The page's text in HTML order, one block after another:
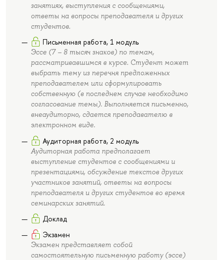
занятиях, выступления с сообщениями,
ответы на вопросы преподавателя и других
студентов.
Письменная работа, 1 модуль
Эссе (7 – 8 тысяч знаков) по темам,
рассматривавшимся в курсе. Студент может
выбрать тему из перечня предложенных
преподавателем или сформулировать
собственную (в последнем случае необходимо
согласование темы). Выполняется письменно,
внеаудиторно, сдается преподавателю в
электронном виде.
Аудиторная работа, 2 модуль
Аудиторная работа предполагает
выступление студентов с сообщениями и
презентациями, обсуждение текстов других
участников занятий, ответы на вопросы
преподавателя и других студентов во время
семинарских занятий.
Доклад
Экзамен
Экзамен представляет собой
самостоятельную письменную работу (эссе)